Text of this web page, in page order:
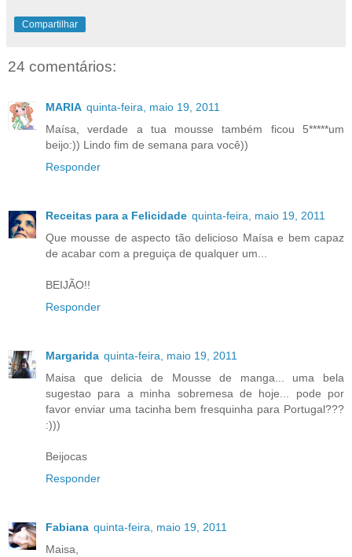
Compartilhar
24 comentários:
MARIA quinta-feira, maio 19, 2011
Maísa, verdade a tua mousse também ficou 5*****um
beijo:)) Lindo fim de semana para você))
Responder
Receitas para a Felicidade quinta-feira, maio 19, 2011
Que mousse de aspecto tão delicioso Maísa e bem capaz
de acabar com a preguiça de qualquer um...
BEIJÃO!!
Responder
Margarida quinta-feira, maio 19, 2011
Maisa que delicia de Mousse de manga... uma bela
sugestao para a minha sobremesa de hoje... pode por
favor enviar uma tacinha bem fresquinha para Portugal???
:)))
Beijocas
Responder
Fabiana quinta-feira, maio 19, 2011
Maisa,